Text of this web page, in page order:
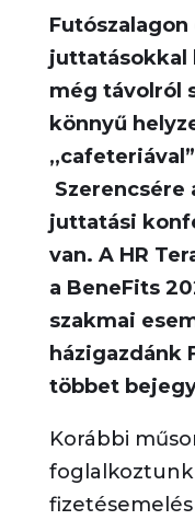
juttatásokkal
még távolról
könnyű
,,cafeteriával
Szerencsére
juttatási
van. A HR
a BeneFits
szakmai
házigazdánk
többet
Korábbi